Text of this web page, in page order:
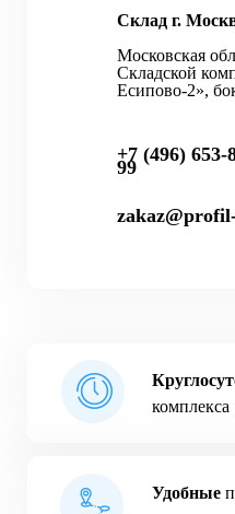
Склад г.
Московская
Складской
Есипово-2»,
+7 (496) 653-
99
комплекса
Удобные